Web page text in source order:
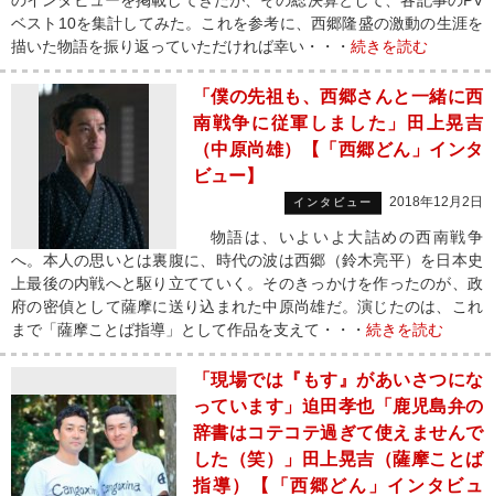
ベスト10を集計してみた。これを参考に、西郷隆盛の激動の生涯を
描いた物語を振り返っていただければ幸い・・・ 続きを読む
「僕の先祖も、西郷さんと一緒に西
南戦争に従軍しました」田上晃吉
（中原尚雄）【「西郷どん」インタ
ビュー】
インタビュー 2018年12月2日
物語は、いよいよ大詰めの西南戦争
へ。本人の思いとは裏腹に、時代の波は西郷（鈴木亮平）を日本史
上最後の内戦へと駆り立てていく。そのきっかけを作ったのが、政
府の密偵として薩摩に送り込まれた中原尚雄だ。演じたのは、これ
まで「薩摩ことば指導」として作品を支えて・・・ 続きを読む
「現場では『もす』があいさつにな
っています」迫田孝也「鹿児島弁の
辞書はコテコテ過ぎて使えませんで
した（笑）」田上晃吉（薩摩ことば
指導）【「西郷どん」インタビュ